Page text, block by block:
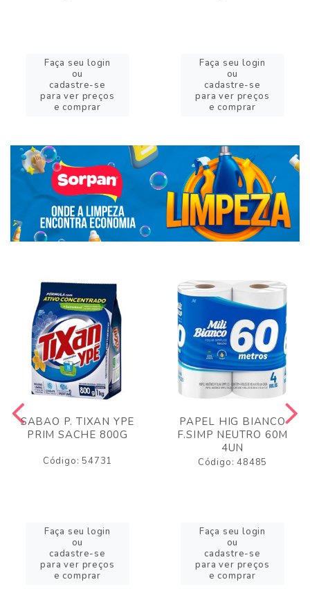
Faça seu login
ou
cadastre-se
para ver preços
e comprar
Faça seu login
ou
cadastre-se
para ver preços
e comprar
SABAO P. TIXAN YPE
PRIM SACHE 800G
Código: 54731
Faça seu login
ou
cadastre-se
para ver preços
e comprar
PAPEL HIG BIANCO
F.SIMP NEUTRO 60M
4UN
Código: 48485
Faça seu login
ou
cadastre-se
para ver preços
e comprar